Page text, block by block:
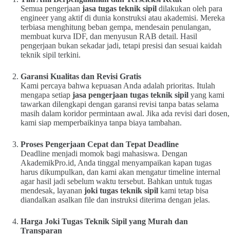
Semua pengerjaan jasa tugas teknik sipil dilakukan oleh para
engineer yang aktif di dunia konstruksi atau akademisi. Mereka
terbiasa menghitung beban gempa, mendesain penulangan,
membuat kurva IDF, dan menyusun RAB detail. Hasil
pengerjaan bukan sekadar jadi, tetapi presisi dan sesuai kaidah
teknik sipil terkini.
Garansi Kualitas dan Revisi Gratis
Kami percaya bahwa kepuasan Anda adalah prioritas. Itulah
mengapa setiap jasa pengerjaan tugas teknik sipil yang kami
tawarkan dilengkapi dengan garansi revisi tanpa batas selama
masih dalam koridor permintaan awal. Jika ada revisi dari dosen,
kami siap memperbaikinya tanpa biaya tambahan.
Proses Pengerjaan Cepat dan Tepat Deadline
Deadline menjadi momok bagi mahasiswa. Dengan
AkademikPro.id, Anda tinggal menyampaikan kapan tugas
harus dikumpulkan, dan kami akan mengatur timeline internal
agar hasil jadi sebelum waktu tersebut. Bahkan untuk tugas
mendesak, layanan joki tugas teknik sipil kami tetap bisa
diandalkan asalkan file dan instruksi diterima dengan jelas.
Harga Joki Tugas Teknik Sipil yang Murah dan
Transparan